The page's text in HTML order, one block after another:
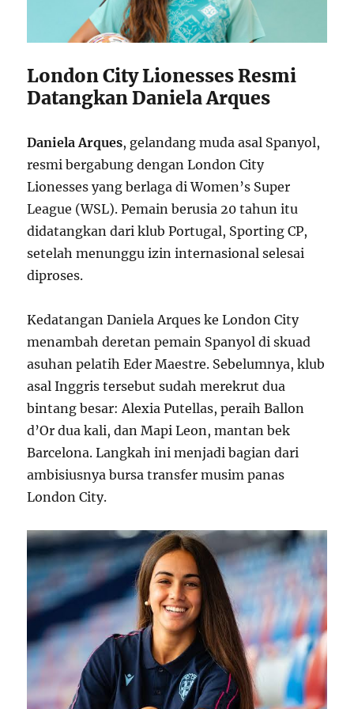
London City Lionesses Resmi
Datangkan Daniela Arques
Daniela Arques, gelandang muda asal Spanyol,
resmi bergabung dengan London City
Lionesses yang berlaga di Women’s Super
League (WSL). Pemain berusia 20 tahun itu
didatangkan dari klub Portugal, Sporting CP,
setelah menunggu izin internasional selesai
diproses.
Kedatangan Daniela Arques ke London City
menambah deretan pemain Spanyol di skuad
asuhan pelatih Eder Maestre. Sebelumnya, klub
asal Inggris tersebut sudah merekrut dua
bintang besar: Alexia Putellas, peraih Ballon
d’Or dua kali, dan Mapi Leon, mantan bek
Barcelona. Langkah ini menjadi bagian dari
ambisiusnya bursa transfer musim panas
London City.